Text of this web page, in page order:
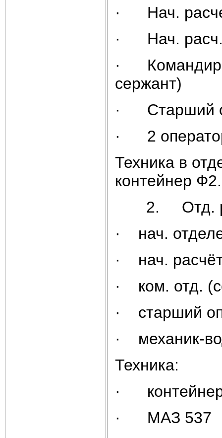
· Нач.
· Нач. расч.
· Командир
сержант)
· Старший
· 2
Техника в
контейнер Ф2.
2. Отд.
· нач.
· нач.
· ком. отд.
· старший
· механик-
Техника:
·
· МАЗ 537